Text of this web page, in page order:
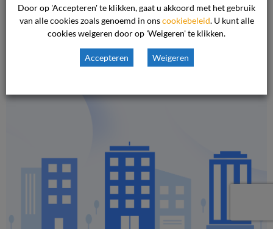
Binnenkort vindt u hier alles
over deKlachtencommissie
Onvrijwillige Zorg (KCOZ)
Door op 'Accepteren' te klikken, gaat u akkoord met het gebruik
van alle cookies zoals genoemd in onscookiebeleid. U kunt alle
cookies weigeren door op 'Weigeren' te klikken.
Accepteren Weigeren